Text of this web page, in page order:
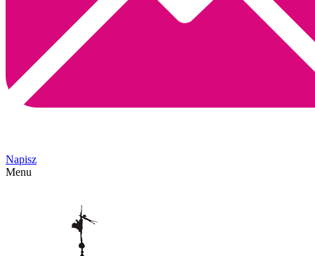
Napisz
Menu